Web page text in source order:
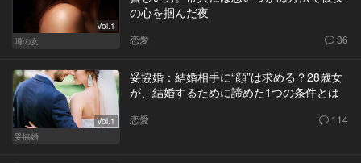
Vol.1
噂の女
の心を掴んだ夜
恋愛 36
Vol.1
妥協婚
妥協婚：結婚相手に“顔”は求める？28歳女
が、結婚するために諦めた1つの条件とは
恋愛 114